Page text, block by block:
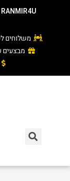
RANMIR4U – חנות הרהיטים ואקססוריז הטובה ביותר
משלוחים לכל
מבצעים